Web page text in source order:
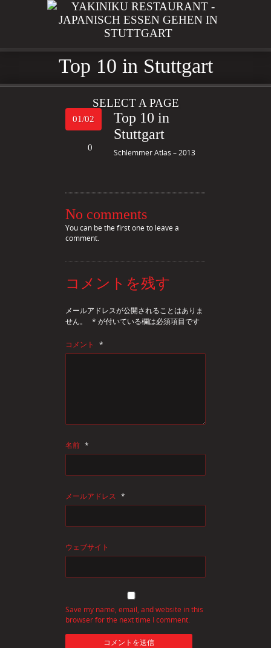
SELECT A PAGE
Top 10 in Stuttgart
01/02
0
Top 10 in
Stuttgart
Schlemmer Atlas – 2013
No comments
You can be the first one to leave a
comment.
コメントを残す
メールアドレスが公開されることはありま
せん。
* が付いている欄は必須項目です
コメント *
名前 *
メールアドレス *
ウェブサイト
Save my name, email, and website in this
browser for the next time I comment.